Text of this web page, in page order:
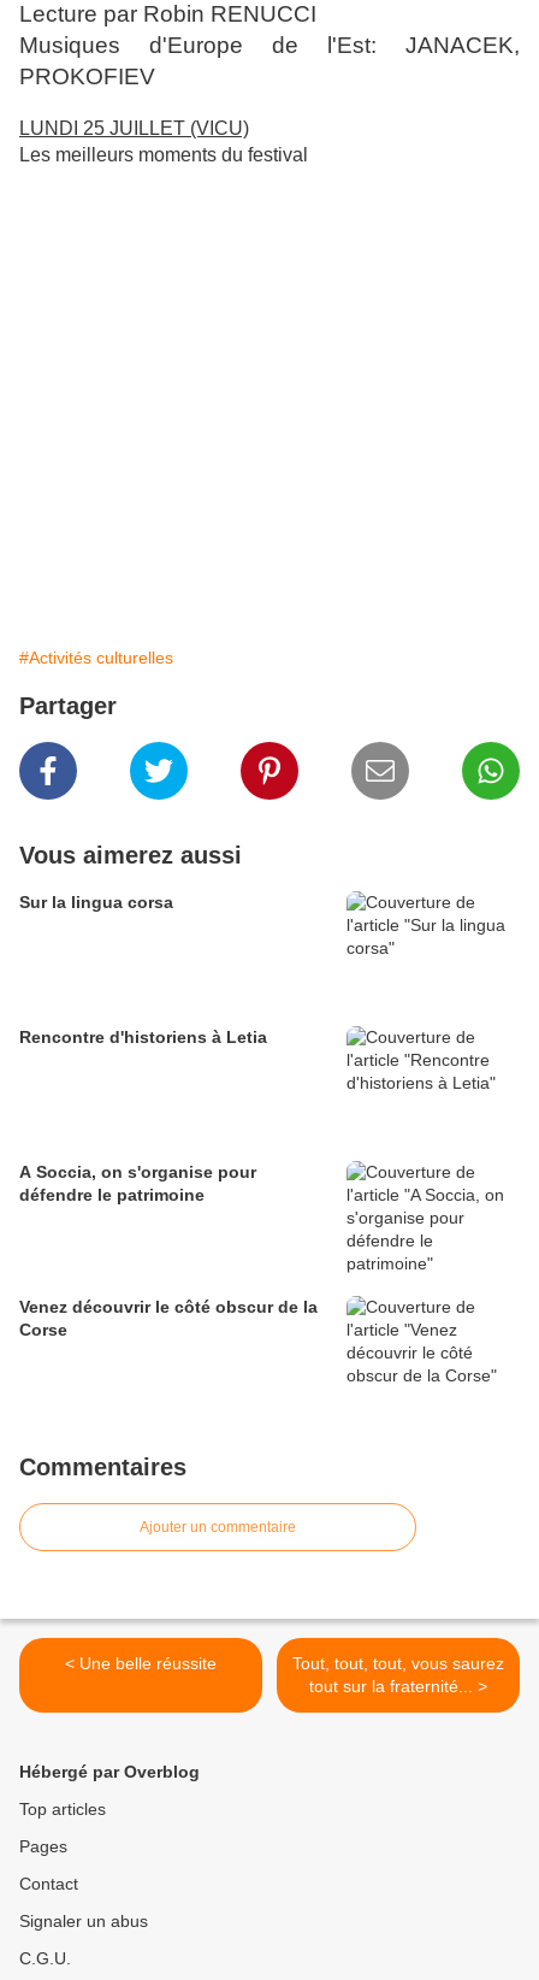
Lecture par Robin RENUCCI
Musiques d'Europe de l'Est: JANACEK,
PROKOFIEV
LUNDI 25 JUILLET (VICU)
Les meilleurs moments du festival
#Activités culturelles
Partager
Vous aimerez aussi
Sur la lingua corsa
Rencontre d'historiens à Letia
A Soccia, on s'organise pour
défendre le patrimoine
Venez découvrir le côté obscur de la
Corse
Commentaires
Ajouter un commentaire
< Une belle réussite
Tout, tout, tout, vous saurez
tout sur la fraternité... >
Hébergé par Overblog
Top articles
Pages
Contact
Signaler un abus
C.G.U.